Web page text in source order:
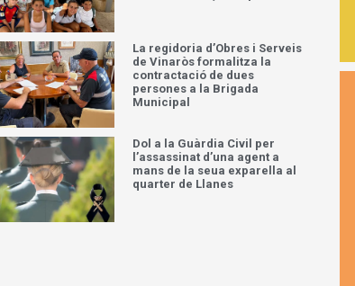
La regidoria d’Obres i Serveis
de Vinaròs formalitza la
contractació de dues
persones a la Brigada
Municipal
Dol a la Guàrdia Civil per
l’assassinat d’una agent a
mans de la seua exparella al
quarter de Llanes